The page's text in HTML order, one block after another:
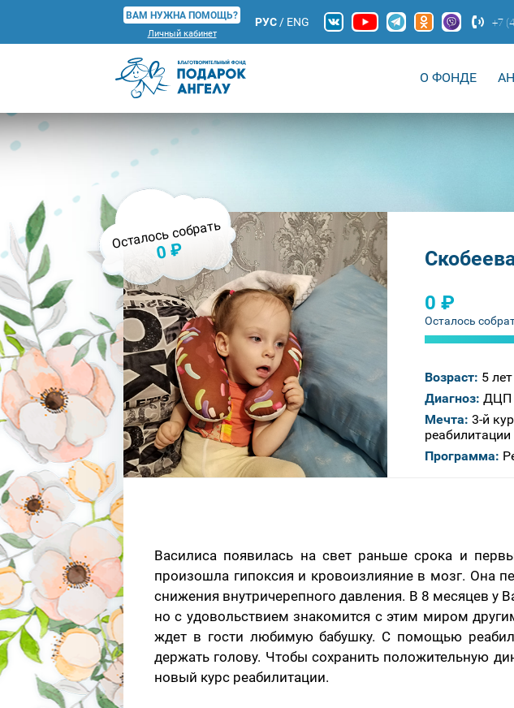
ВАМ НУЖНА ПОМОЩЬ?
Личный кабинет
РУС / ENG +7
О ФОНДЕ
Осталось собрать
0 ₽
0 ₽
Осталось
Возраст: 5 лет
Диагноз: ДЦП
Мечта: 3-й
реабилитации
Программа:
Василиса появилась на свет раньше срока и
произошла гипоксия и кровоизлияние в мозг. Она
снижения внутричерепного давления. В 8 месяцев у
но с удовольствием знакомится с этим миром
ждет в гости любимую бабушку. С помощью
держать голову. Чтобы сохранить положительную
новый курс реабилитации.